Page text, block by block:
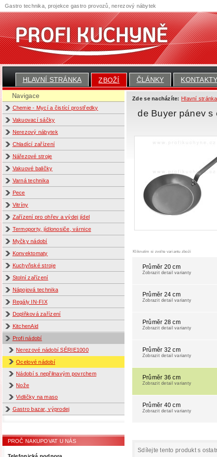
HLAVNÍ STRÁNKA ZBOŽÍ ČLÁNKY
Navigace
Chemie - Mycí a čistící prostředky
Vakuovací sáčky
Nerezový nábytek
Chladící zařízení
Nářezové stroje
Vakuové baličky
Varná technika
Pece
Vitríny
Zařízení pro ohřev a výdej jídel
Termoporty, jídlonosiče, várnice
Myčky nádobí
Konvektomaty
Kuchyňské stroje
Stolní zařízení
Nápojová technika
Regály IN-FIX
Doplňková zařízení
KitchenAid
Profi nádobí
Nerezové nádobí SÉRIE1000
Ocelové nádobí
Nádobí s nepřilnavým povrchem
Nože
Vidličky na maso
Gastro bazar, výprodej
PROČ NAKUPOVAT U NÁS
Zde se nacházíte: Hlavní stránka
de Buyer pánev
Kliknutím si zvolte variantu zboží
Průměr 20 cm
Zobrazit detail varianty
Průměr 24 cm
Zobrazit detail varianty
Průměr 28 cm
Zobrazit detail varianty
Průměr 32 cm
Zobrazit detail varianty
Průměr 36 cm
Zobrazit detail varianty
Průměr 40 cm
Zobrazit detail varianty
Sdílejte tento produkt s
Gastro technika, projekce gastro provozů, nerezový nábytek